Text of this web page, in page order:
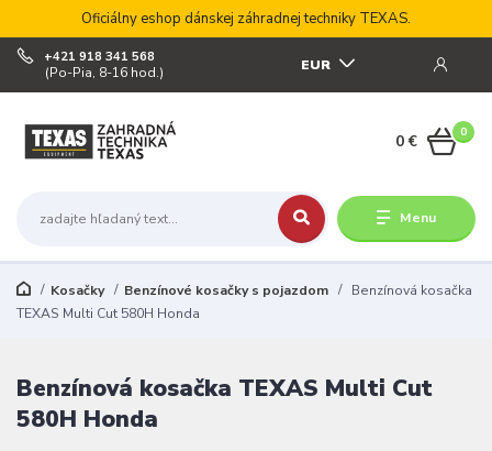
Oficiálny eshop dánskej záhradnej techniky TEXAS.
Menu
EUR
+421 918 341 568
(Po-Pia, 8-16 hod.)
0
0 €
Kosačky Benzínové kosačky s pojazdom
Benzínová kosačka
TEXAS Multi Cut 580H Honda
Benzínová kosačka TEXAS Multi Cut
580H Honda